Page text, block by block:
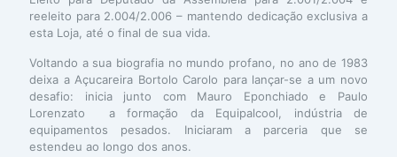
reeleito para 2.004/2.006 – mantendo dedicação exclusiva a
esta Loja, até o final de sua vida.
Voltando a sua biografia no mundo profano, no ano de 1983
deixa a Açucareira Bortolo Carolo para lançar-se a um novo
desafio: inicia junto com Mauro Eponchiado e Paulo
Lorenzato a formação da Equipalcool, indústria de
equipamentos pesados. Iniciaram a parceria que se
estendeu ao longo dos anos.